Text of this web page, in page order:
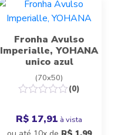
Fronha Avulso
Imperialle, YOHANA
unico azul
(70x50)
(0)
R$ 17,91 à vista